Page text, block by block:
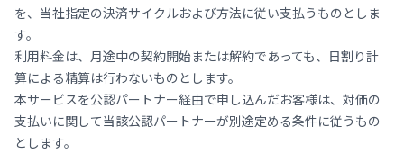
を、当社指定の決済サイクルおよび方法に従い支払うものとしま
す。
利用料金は、月途中の契約開始または解約であっても、日割り計
算による精算は行わないものとします。
本サービスを公認パートナー経由で申し込んだお客様は、対価の
支払いに関して当該公認パートナーが別途定める条件に従うもの
とします。